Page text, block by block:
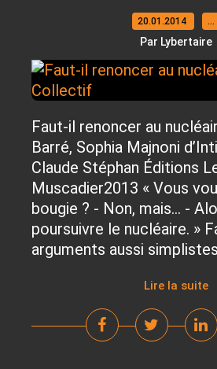
20.01.2014 …
Par Lybertaire
Faut-il renoncer au
Barré, Sophia Majnoni
Claude Stéphan Éditions
Muscadier2013 « Vous
bougie ? - Non, mais… -
poursuivre le nucléaire. »
arguments aussi
Lire la suite